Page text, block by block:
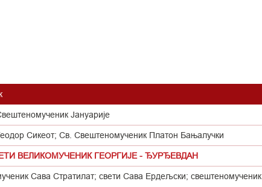
Јануарије
Сикеот; Св. Свештеномученик Платон Бањалучки
ВЕЛИКОМУЧЕНИК ГЕОРГИЈЕ - ЂУРЂЕВДАН
Сава Стратилат; свети Сава Ердељски; свештеномученик